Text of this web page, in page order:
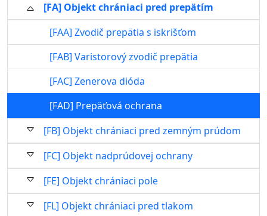
[FA] Objekt chrániaci pred prepätím
[FAA] Zvodič prepätia s iskrišťom
[FAB] Varistorový zvodič prepätia
[FAC] Zenerova dióda
[FAD] Prepäťová ochrana
[FB] Objekt chrániaci pred zemným prúdom
[FC] Objekt nadprúdovej ochrany
[FE] Objekt chrániaci pole
[FL] Objekt chrániaci pred tlakom